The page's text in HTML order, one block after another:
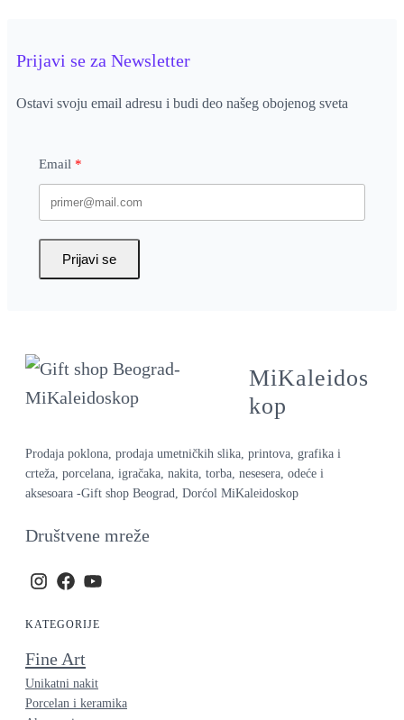
Prijavi se za Newsletter
Ostavi svoju email adresu i budi deo našeg obojenog sveta
Email
Prijavi se
MiKaleidos
kop
Prodaja poklona, prodaja umetničkih slika, printova, grafika i
crteža, porcelana, igračaka, nakita, torba, nesesera, odeće i
aksesoara -Gift shop Beograd, Dorćol MiKaleidoskop
Društvene mreže
KATEGORIJE
Fine Art
Unikatni nakit
Porcelan i keramika